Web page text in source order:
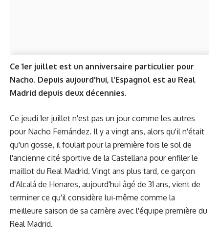
Ce 1er juillet est un anniversaire particulier pour
Nacho. Depuis aujourd'hui, l’Espagnol est au Real
Madrid depuis deux décennies.
Ce jeudi 1er juillet n'est pas un jour comme les autres
pour Nacho Fernández. Il y a vingt ans, alors qu'il n'était
qu'un gosse, il foulait pour la première fois le sol de
l'ancienne cité sportive de la Castellana pour enfiler le
maillot du Real Madrid. Vingt ans plus tard, ce garçon
d'Alcalá de Henares, aujourd'hui âgé de 31 ans, vient de
terminer ce qu'il considère lui-même comme la
meilleure saison de sa carrière avec l'équipe première du
Real Madrid.